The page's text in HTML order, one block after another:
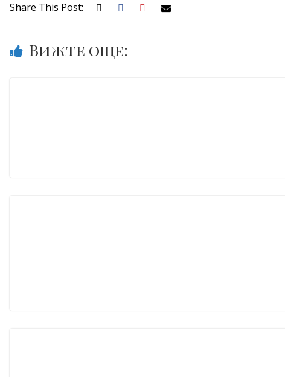
Share This Post:
Вижте още: